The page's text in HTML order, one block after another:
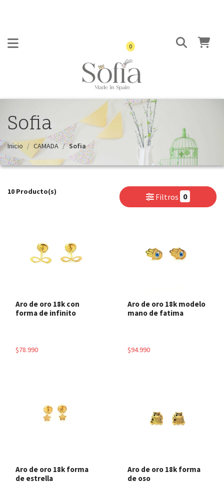
0
Sofia
Inicio CAMADA Sofia
10 Producto(s)
Filtros 0
Aro de oro 18k con
forma de infinito
$78.990
Aro de oro 18k modelo
mano de fatima
$94.990
Aro de oro 18k forma
de estrella
Aro de oro 18k forma
de oso